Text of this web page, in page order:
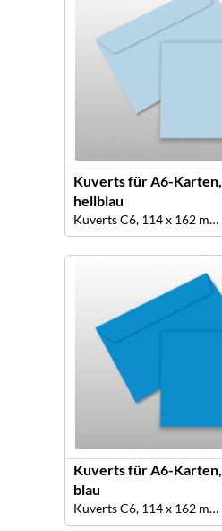
Kuverts für A6-Karten,
hellblau
Kuverts C6, 114 x 162 mm, Farbe hellblau
Kuverts für A6-Karten,
blau
Kuverts C6, 114 x 162 mm, Farbe blau